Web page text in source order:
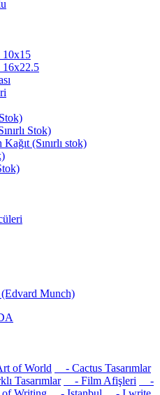
10x15
16x22.5
Stok)
(Sınırlı stok)
Munch)
of World
- Cactus Tasarımlar
Tasarımlar - Film Afişleri
-